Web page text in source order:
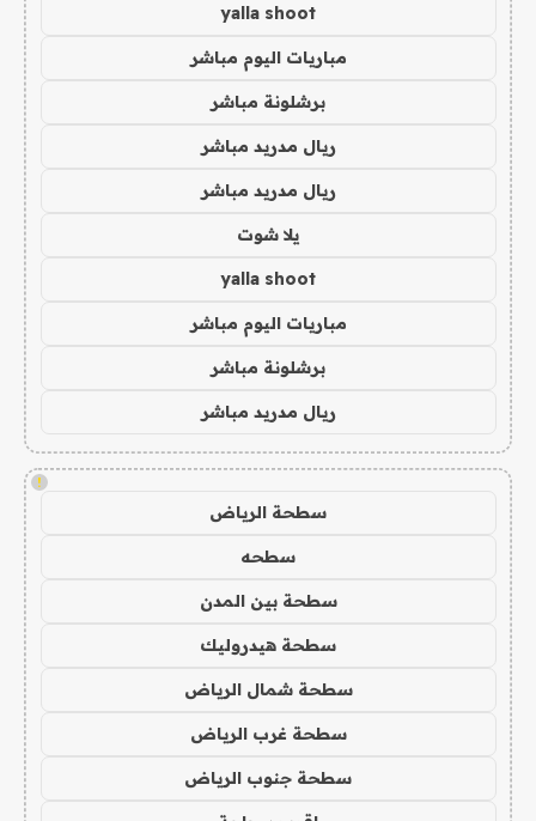
yalla shoot
مباريات اليوم مباشر
برشلونة مباشر
ريال مدريد مباشر
ريال مدريد مباشر
يلا شوت
yalla shoot
مباريات اليوم مباشر
برشلونة مباشر
ريال مدريد مباشر
!
سطحة الرياض
سطحه
سطحة بين المدن
سطحة هيدروليك
سطحة شمال الرياض
سطحة غرب الرياض
سطحة جنوب الرياض